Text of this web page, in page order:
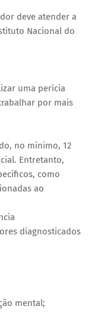
deve atender a
Nacional do
uma perícia
por mais
no mínimo, 12
Entretanto,
como
ao
diagnosticados
mental;